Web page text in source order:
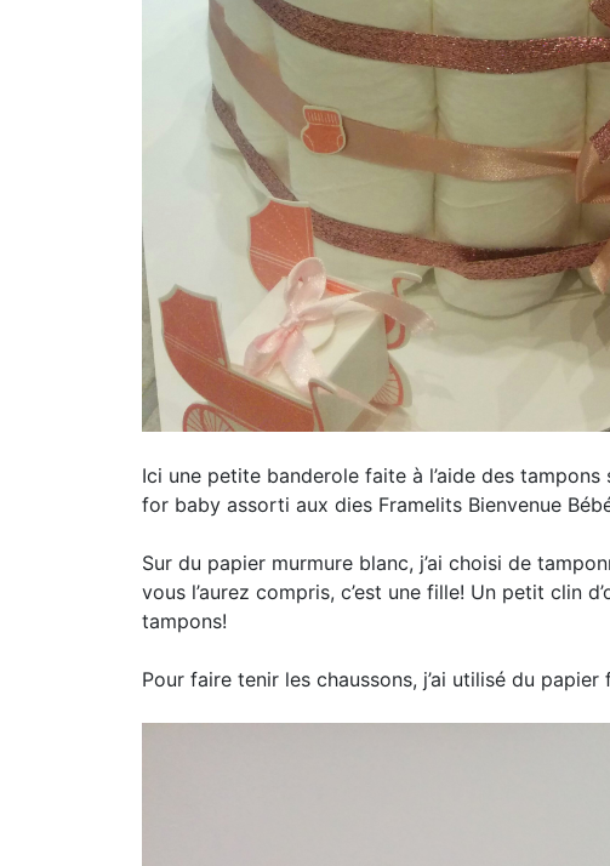
Ici une petite banderole faite à l’aide des
for baby assorti aux dies Framelits Bienvenue
Sur du papier murmure blanc, j’ai choisi de
vous l’aurez compris, c’est une fille! Un petit clin
tampons!
Pour faire tenir les chaussons, j’ai utilisé du papier